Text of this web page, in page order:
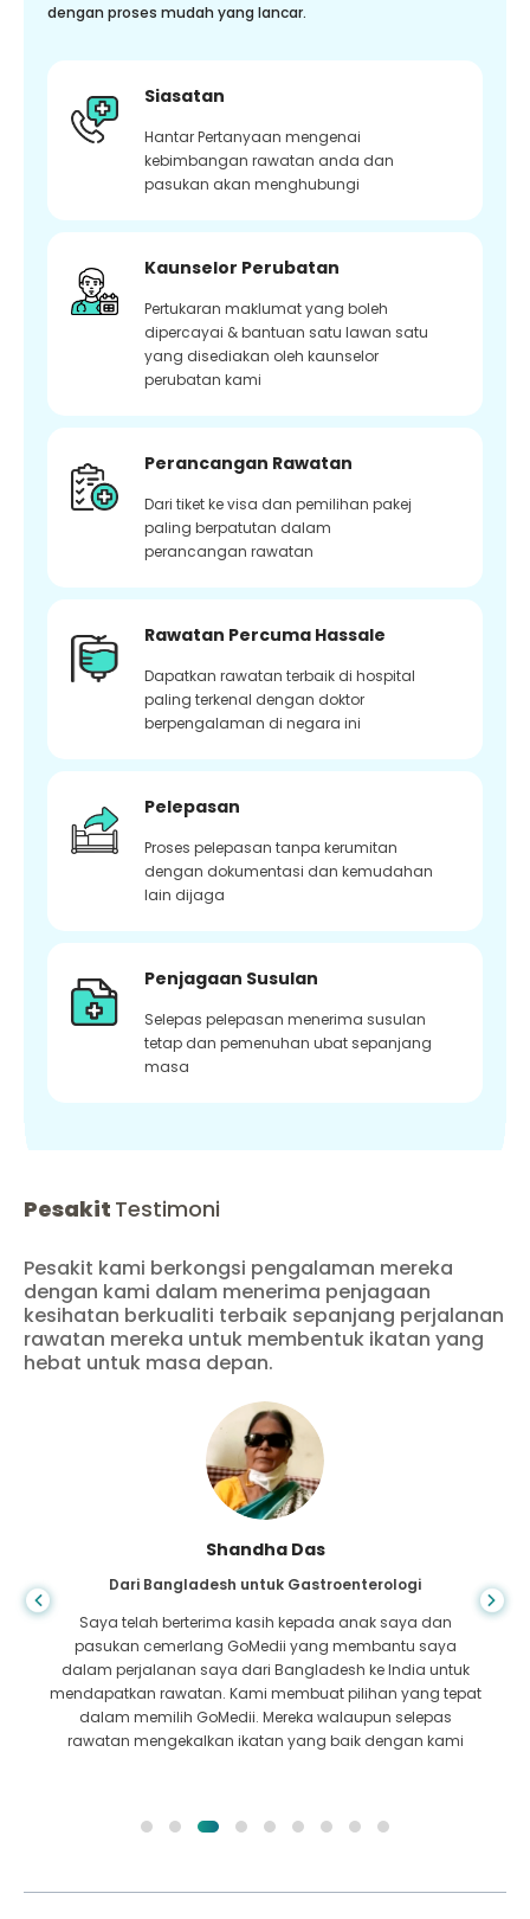
dengan proses mudah yang lancar.
Siasatan
Hantar Pertanyaan mengenai
kebimbangan rawatan anda dan
pasukan akan menghubungi
Kaunselor Perubatan
Pertukaran maklumat yang boleh
dipercayai & bantuan satu lawan satu
yang disediakan oleh kaunselor
perubatan kami
Perancangan Rawatan
Dari tiket ke visa dan pemilihan pakej
paling berpatutan dalam
perancangan rawatan
Rawatan Percuma Hassale
Dapatkan rawatan terbaik di hospital
paling terkenal dengan doktor
berpengalaman di negara ini
Pelepasan
Proses pelepasan tanpa kerumitan
dengan dokumentasi dan kemudahan
lain dijaga
Penjagaan Susulan
Selepas pelepasan menerima susulan
tetap dan pemenuhan ubat sepanjang
masa
Pesakit Testimoni
Pesakit kami berkongsi pengalaman mereka
dengan kami dalam menerima penjagaan
kesihatan berkualiti terbaik sepanjang perjalanan
rawatan mereka untuk membentuk ikatan yang
hebat untuk masa depan.
Shandha Das
Dari Bangladesh untuk Gastroenterologi
Saya telah berterima kasih kepada anak saya dan
pasukan cemerlang GoMedii yang membantu saya
dalam perjalanan saya dari Bangladesh ke India untuk
mendapatkan rawatan. Kami membuat pilihan yang tepat
dalam memilih GoMedii. Mereka walaupun selepas
rawatan mengekalkan ikatan yang baik dengan kami